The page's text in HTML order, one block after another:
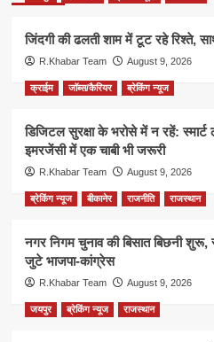
जिंदगी की ढलती शाम में टूट रहे रिश्ते,
R.Khabar Team August 9, 2026
क्राईम जॉब्स/कैरियर ब्रेकिंग न्यूज
डिजिटल सुरक्षा के भरोसे में न रहें:
इमरजेंसी में एक चाबी भी जरूरी
R.Khabar Team August 9, 2026
ब्रेकिंग न्यूज बीकानेर राजनीति राजस्थान
नगर निगम चुनाव की बिसात बिछनी
जुटे भाजपा-कांग्रेस
R.Khabar Team August 9, 2026
जयपुर ब्रेकिंग न्यूज राजस्थान